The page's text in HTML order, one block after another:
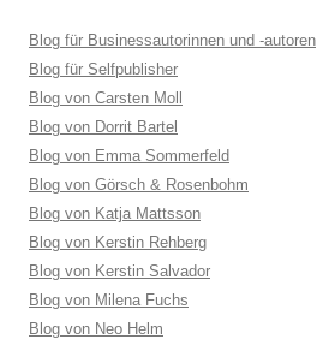
Blog für Businessautorinnen und -autoren
Blog für Selfpublisher
Blog von Carsten Moll
Blog von Dorrit Bartel
Blog von Emma Sommerfeld
Blog von Görsch & Rosenbohm
Blog von Katja Mattsson
Blog von Kerstin Rehberg
Blog von Kerstin Salvador
Blog von Milena Fuchs
Blog von Neo Helm